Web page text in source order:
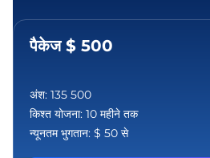
पैकेज $ 500
अंश: 135 500
किश्त योजना: 10 महीने तक
न्यूनतम भुगतान: $ 50 से